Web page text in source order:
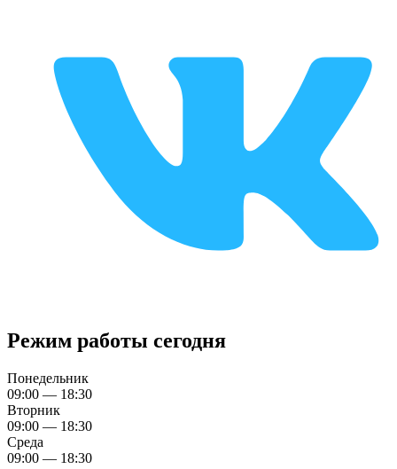
Режим работы сегодня
Понедельник
09:00 — 18:30
Вторник
09:00 — 18:30
Среда
09:00 — 18:30